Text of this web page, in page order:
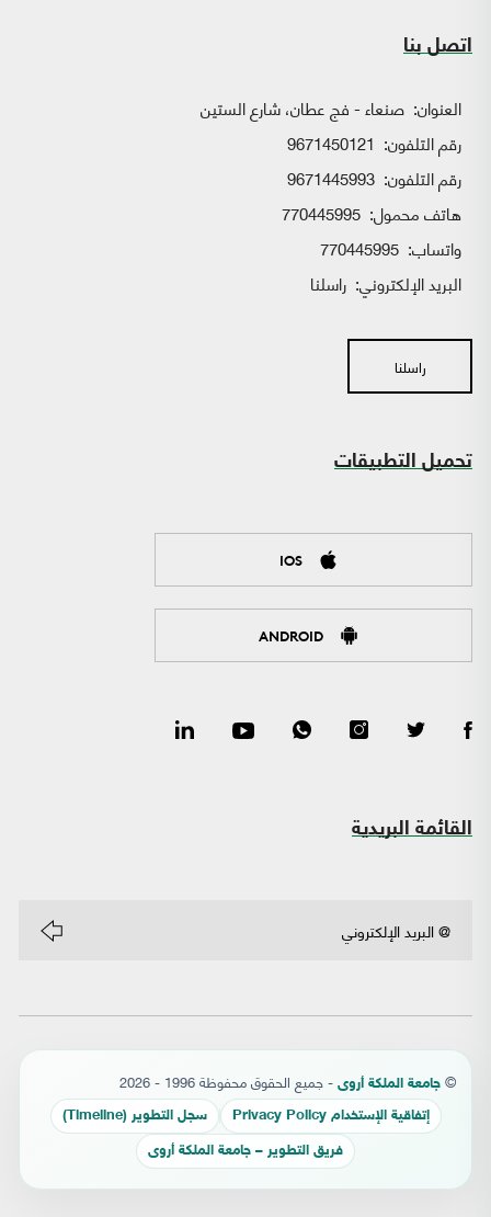
اتصل بنا
العنوان: صنعاء - فج عطان، شارع الستين
رقم التلفون: 9671450121
رقم التلفون: 9671445993
هاتف محمول: 770445995
واتساب:
البريد الإلكتروني: راسلنا
راسلنا
تحميل التطبيقات
IOS
ANDROID
القائمة البريدية
© جامعة الملكة أروى - جميع الحقوق محفوظة 1996 - 2026
إتفاقية الإستخدام Privacy Policy سجل التطوير (Timeline)
فريق التطوير – جامعة الملكة أروى